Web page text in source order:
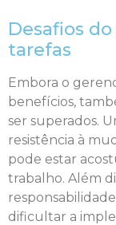
Desafios
tarefas
Embora o
benefícios,
ser superados.
resistência à
pode estar
trabalho. Além
dificultar a